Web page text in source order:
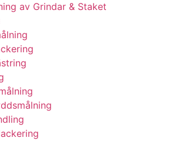
av Grindar & Staket